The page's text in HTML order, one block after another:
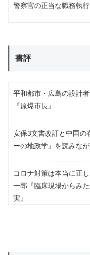
警察官の正当な職務執
書評
平和都市・広島の設計
『原爆市長』
安保3文書改訂と中国の
ーの地政学』を読みなが
コロナ対策は本当に正
一郎『臨床現場からみ
実』